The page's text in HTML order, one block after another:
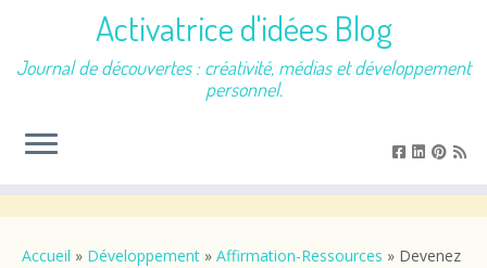
contenu
Activatrice d'idées Blog
Journal de découvertes : créativité, médias et développement
personnel.
Accueil » Développement » Affirmation-Ressources » Devenez